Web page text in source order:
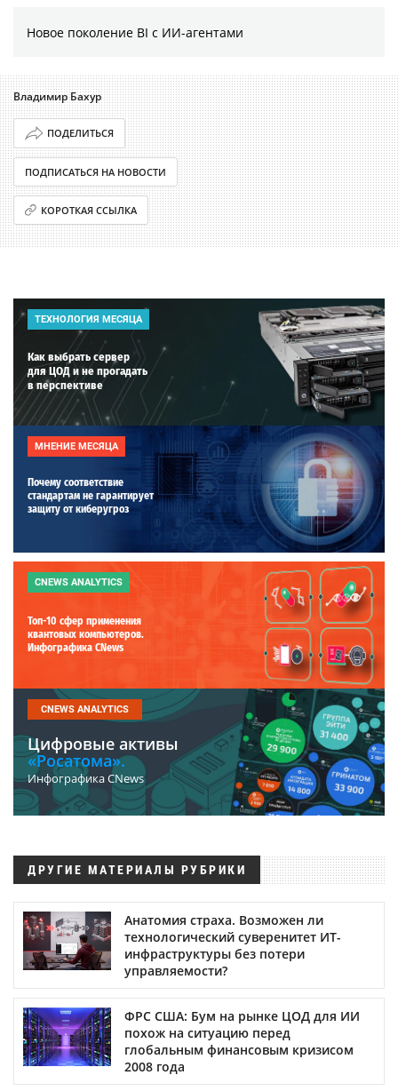
Новое поколение BI с ИИ-агентами
Владимир Бахур
ПОДЕЛИТЬСЯ
ПОДПИСАТЬСЯ НА НОВОСТИ
КОРОТКАЯ ССЫЛКА
ТЕХНОЛОГИЯ МЕСЯЦА
Как выбрать сервер
для ЦОД и не прогадать
в перспективе
МНЕНИЕ МЕСЯЦА
Почему соответствие
стандартам не гарантирует
защиту от киберугроз
CNEWS ANALYTICS
Топ-10 сфер применения
квантовых компьютеров.
Инфографика CNews
CNEWS ANALYTICS
Цифровые активы
«Росатома».
Инфографика CNews
ДРУГИЕ МАТЕРИАЛЫ РУБРИКИ
Анатомия страха. Возможен ли
технологический суверенитет ИТ-
инфраструктуры без потери
управляемости?
ФРС США: Бум на рынке ЦОД для ИИ
похож на ситуацию перед
глобальным финансовым кризисом
2008 года